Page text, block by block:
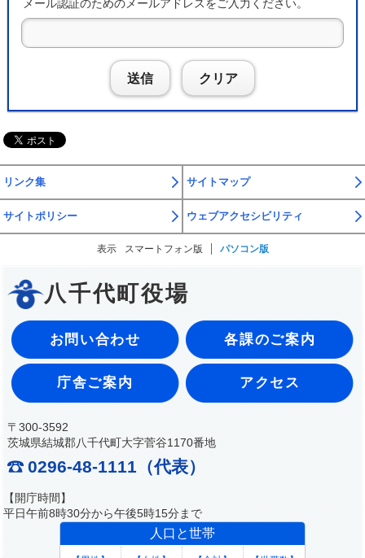
メール認証のためのメールアドレスをご入力ください。
送信 クリア
リンク集 サイトマップ
サイトポリシー ウェブアクセシビリティ
表示 スマートフォン版 パソコン版
八千代町役場
お問い合わせ 各課のご案内
庁舎ご案内 アクセス
〒300-3592
茨城県結城郡八千代町大字菅谷1170番地
0296-48-1111（代表）
【開庁時間】
平日午前8時30分から午後5時15分まで